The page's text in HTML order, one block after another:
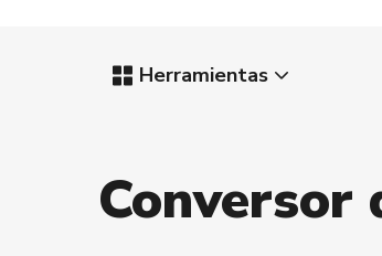
Herramientas
Conversor